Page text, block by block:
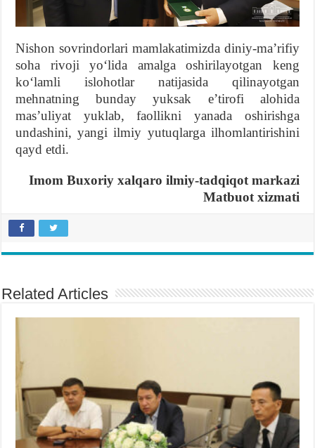
Nishon sovrindorlari mamlakatimizda diniy-maʼrifiy
soha rivoji yoʻlida amalga oshirilayotgan keng
koʻlamli islohotlar natijasida qilinayotgan
mehnatning bunday yuksak eʼtirofi alohida
masʼuliyat yuklab, faollikni yanada oshirishga
undashini, yangi ilmiy yutuqlarga ilhomlantirishini
qayd etdi.
Imom Buxoriy xalqaro ilmiy-tadqiqot markazi
Matbuot xizmati
Related Articles